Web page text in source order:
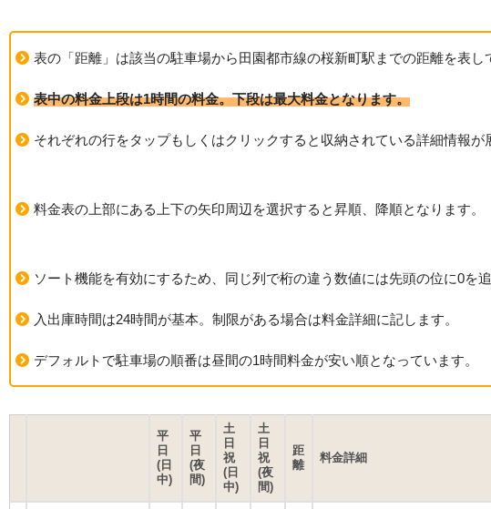
表の「距離」は該当の駐車場から田園都市線の桜新町駅までの距離を表し
表中の料金上段は1時間の料金。下段は最大料金となります。
それぞれの行をタップもしくはクリックすると収納されている詳細情報が
料金表の上部にある上下の矢印周辺を選択すると昇順、降順となります。
ソート機能を有効にするため、同じ列で桁の違う数値には先頭の位に0を
入出庫時間は24時間が基本。制限がある場合は料金詳細に記します。
デフォルトで駐車場の順番は昼間の1時間料金が安い順となっています。
平
日
(日
中)
平
日
(夜
間)
土
日
祝
(日
中)
土
日
祝
(夜
間)
距
離
料金詳細